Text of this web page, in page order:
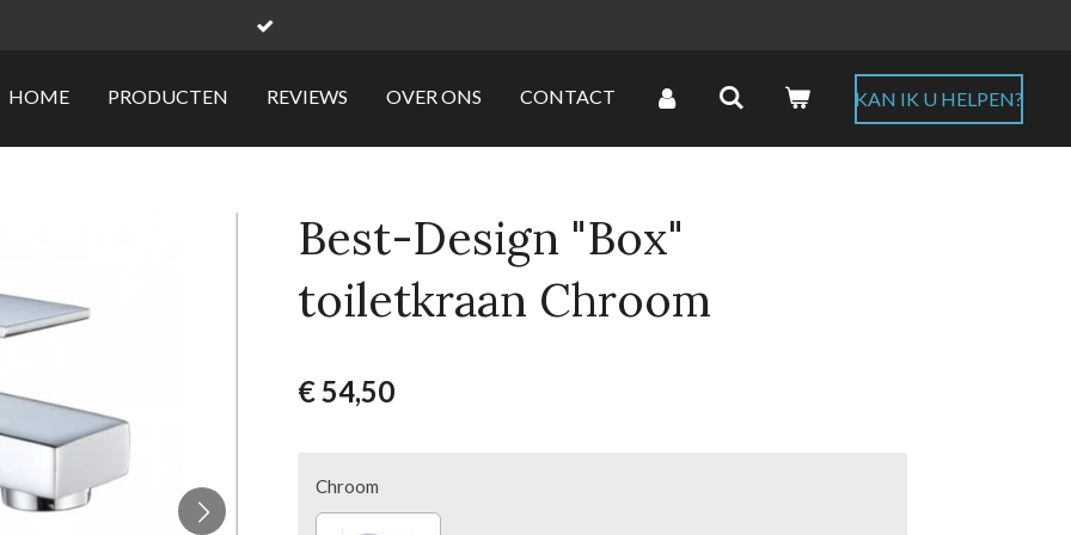
HOME PRODUCTEN REVIEWS OVER ONS CONTACT KAN IK U HELPEN?
Best-Design "Box"
toiletkraan Chroom
€ 54,50
Chroom